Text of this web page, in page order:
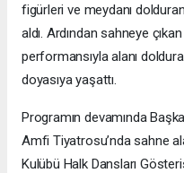
figürleri ve meydanı
aldı. Ardından sahneye
performansıyla alanı
doyasıya yaşattı.
Programın devamında
Amfi Tiyatrosu’nda sahne
Kulübü Halk Dansları